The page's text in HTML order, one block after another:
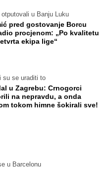
otputovali u Banju Luku
pred gostovanje Borcu
procjenom: „Po kvalitetu
ekipa lige“
su se uraditi to
u Zagrebu: Crnogorci
na nepravdu, a onda
tokom himne šokirali sve!
u Barcelonu